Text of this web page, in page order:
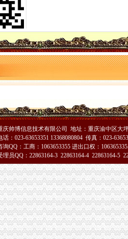
狐滚动
理招聘网|2017年重庆九龙坡杨家坪海
员求职简历_重庆报关员人才网简历信
保姆月嫂育婴师-重庆58同城
】-重庆赶集网
车？_重庆吧_百度贴吧
二点以后怎么坐车到江北汽博那边？
交车,快需要多久？-重庆公交查询
）】星程酒店（重庆杨家坪步行街
呀.老火【重庆交通大学吧】_百度贴吧
好少好少.-重庆交通-买车用车-重庆
家坪中学公交车站-重庆公交车
天涯问答_天涯社区
场,或者从海关怎么去杨家坪花鸟市场
娱乐城季卡一张-重庆社区
可乐（重庆）饮料有限公司新招聘信
险一金）-渝北司机|重庆酷易搜
间（图）-重庆杨家坪温泉洗浴-百度
庆帅博信息技术有限公司 地址：重庆渝中区大
话：023-63653351 13368080804 传真：023-
询QQ：工商：1063653355 进出口权：
理员QQ：22863164-3 22863164-4 22863164-5